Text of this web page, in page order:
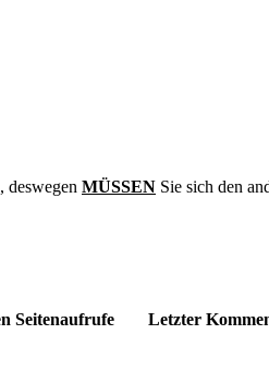
deswegen MÜSSEN Sie sich den
Seitenaufrufe Letzter